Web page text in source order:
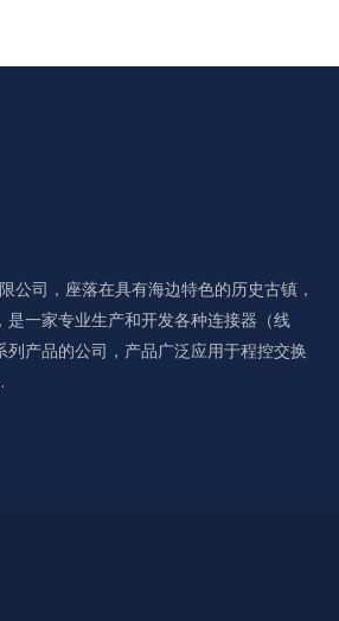
司，座落在具有海边特色的历史古镇，
是一家专业生产和开发各种连接器（线
列产品的公司，产品广泛应用于程控交换